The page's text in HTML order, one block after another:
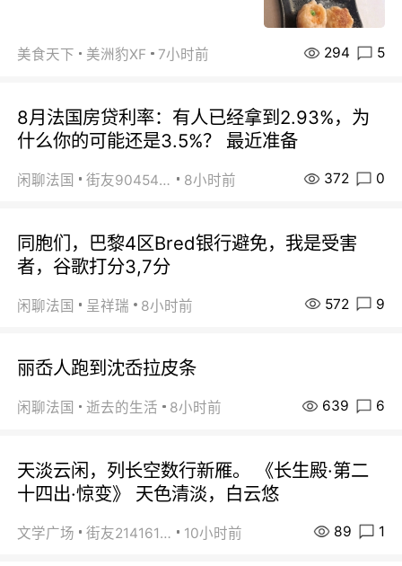
美食天下 美洲豹XF 7小时前 294 5
8月法国房贷利率：有人已经拿到2.93%，为
什么你的可能还是3.5%？ 最近准备
闲聊法国 街友90454511 8小时前 372 0
同胞们，巴黎4区Bred银行避免，我是受害
者，谷歌打分3,7分
闲聊法国 呈祥瑞 8小时前 572 9
丽岙人跑到沈岙拉皮条
闲聊法国 逝去的生活 8小时前 639 6
天淡云闲，列长空数行新雁。 《长生殿·第二
十四出·惊变》 天色清淡，白云悠
文学广场 街友21416156 10小时前 89 1